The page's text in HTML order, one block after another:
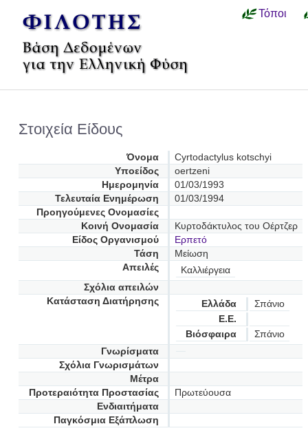
Τόποι
Στοιχεία Είδους
Όνομα
Cyrtodactylus kotschyi
Υποείδος
oertzeni
Ημερομηνία
01/03/1993
Τελευταία Ενημέρωση
01/03/1994
Προηγούμενες Oνομασίες
Κοινή Ονομασία
Κυρτοδάκτυλος του Οέρτζερ
Είδος Οργανισμού
Ερπετό
Τάση
Μείωση
Απειλές
Καλλιέργεια
Σχόλια απειλών
Κατάσταση Διατήρησης
Ελλάδα
Σπάνιο
Ε.Ε.
Βιόσφαιρα
Σπάνιο
Γνωρίσματα
Σχόλια Γνωρισμάτων
Μέτρα
Προτεραιότητα Προστασίας
Πρωτεύουσα
Ενδιαιτήματα
Παγκόσμια Εξάπλωση